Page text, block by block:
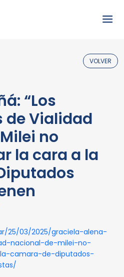
VOLVER
“Los
Vialidad
no
la cara a la
25/03/2025/graciela-alena-
nacional-de-milei-no-
camara-de-diputados-